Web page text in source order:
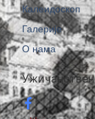
Калеидоскоп
Галерије
О нама